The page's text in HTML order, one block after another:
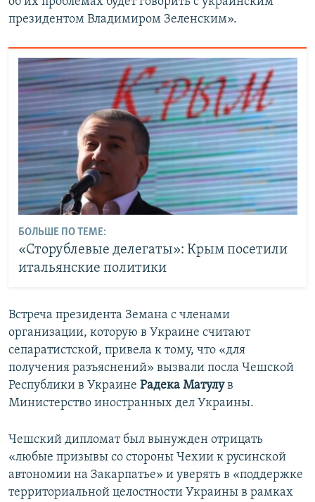
президентом Владимиром Зеленским».
БОЛЬШЕ ПО ТЕМЕ:
«Сторублевые делегаты»: Крым посетили
итальянские политики
Встреча президента Земана с членами
организации, которую в Украине считают
сепаратистской, привела к тому, что «для
получения разъяснений» вызвали посла Чешской
Республики в Украине Радека Матулув
Министерство иностранных дел Украины.
Чешский дипломат был вынужден отрицать
«любые призывы со стороны Чехии к русинской
автономии на Закарпатье» и уверять в «поддержке
территориальной целостности Украины в рамках